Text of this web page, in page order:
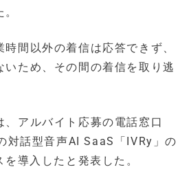
間以外の着信は応答できず、
いため、その間の着信を取り逃
、アルバイト応募の電話窓口
対話型音声AI SaaS「IVRy」の
導入したと発表した。